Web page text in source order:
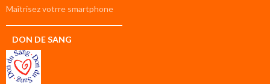
compte
Maîtrisez votrre smartphone
DON DE SANG